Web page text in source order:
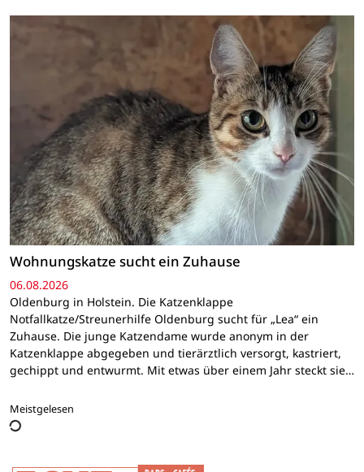
Wohnungskatze sucht ein Zuhause
06.08.2026
Oldenburg in Holstein. Die Katzenklappe
Notfallkatze/Streunerhilfe Oldenburg sucht für „Lea“ ein
Zuhause. Die junge Katzendame wurde anonym in der
Katzenklappe abgegeben und tierärztlich versorgt, kastriert,
gechippt und entwurmt. Mit etwas über einem Jahr steckt sie…
Meistgelesen